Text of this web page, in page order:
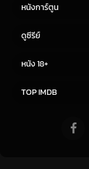
หนังการ์ตูน
ดูซีรีย์
หนัง 18+
TOP IMDB